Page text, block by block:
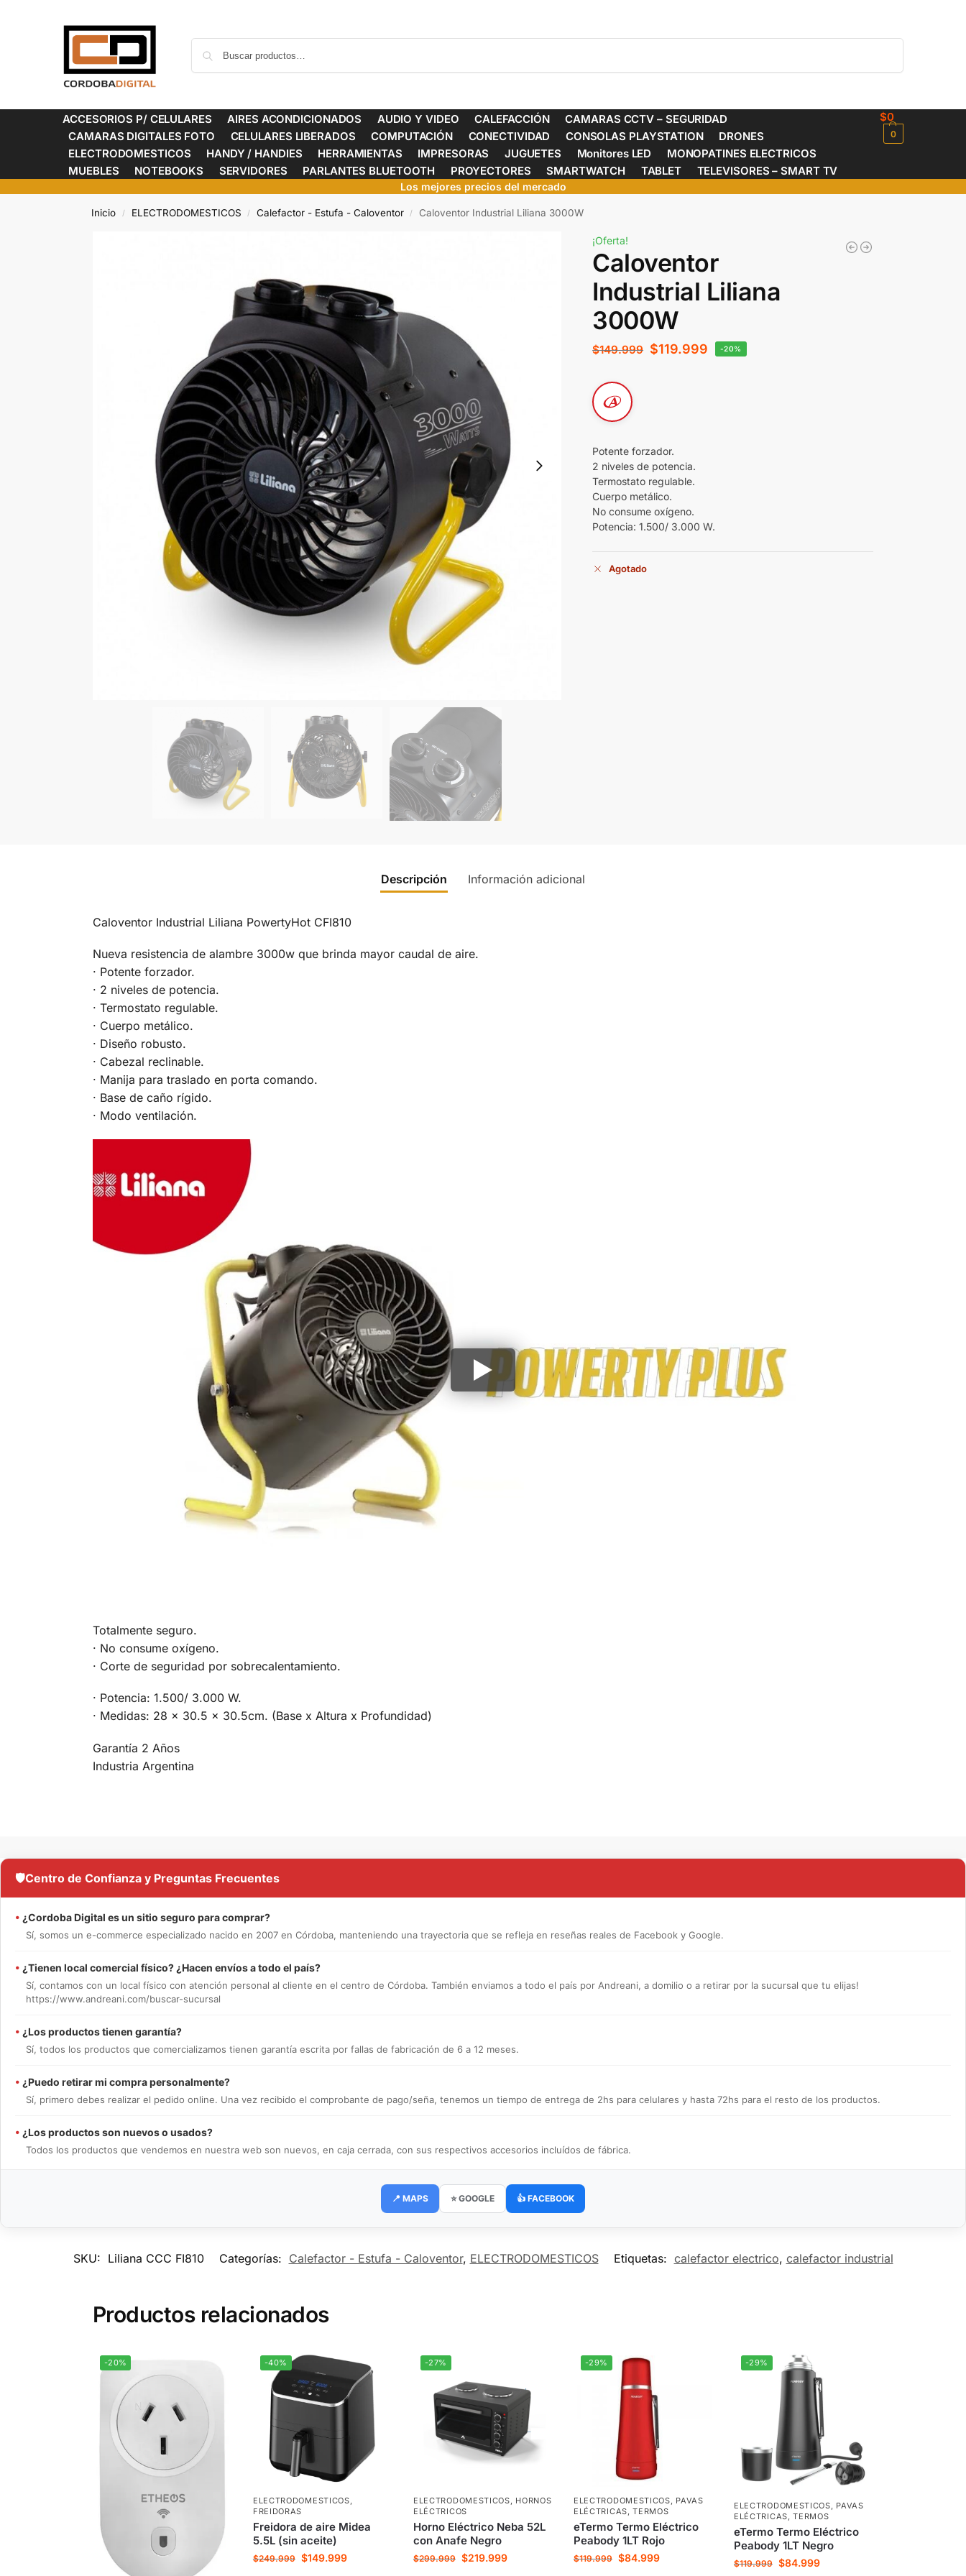
ACCESORIOS P/ CELULARES AIRES ACONDICIONADOS AUDIO Y VIDEO CALEFACCIÓN
CAMARAS CCTV – SEGURIDAD
CAMARAS DIGITALES FOTO
CELULARES LIBERADOS COMPUTACIÓN CONECTIVIDAD CONSOLAS PLAYSTATION
DRONES
ELECTRODOMESTICOS
HANDY / HANDIES HERRAMIENTAS IMPRESORAS JUGUETES Monitores LED
MONOPATINES ELECTRICOS
MUEBLES
NOTEBOOKS SERVIDORES PARLANTES BLUETOOTH PROYECTORES SMARTWATCH TABLET TELEVISORES – SMART TV
$0
0
Los mejores precios del mercado
Inicio / ELECTRODOMESTICOS / Calefactor - Estufa - Caloventor / Caloventor Industrial Liliana 3000W
¡Oferta!
Caloventor
Industrial Liliana
3000W
$149.999 $119.999 -20%
Potente forzador.
2 niveles de potencia.
Termostato regulable.
Cuerpo metálico.
No consume oxígeno.
Potencia: 1.500/ 3.000 W.
Agotado
Descripción Información adicional
Caloventor Industrial Liliana PowertyHot CFI810
Nueva resistencia de alambre 3000w que brinda mayor caudal de aire.
· Potente forzador.
· 2 niveles de potencia.
· Termostato regulable.
· Cuerpo metálico.
· Diseño robusto.
· Cabezal reclinable.
· Manija para traslado en porta comando.
· Base de caño rígido.
· Modo ventilación.
Totalmente seguro.
· No consume oxígeno.
· Corte de seguridad por sobrecalentamiento.
· Potencia: 1.500/ 3.000 W.
· Medidas: 28 x 30.5 x 30.5cm. (Base x Altura x Profundidad)
Garantía 2 Años
Industria Argentina
🛡️Centro de Confianza y Preguntas Frecuentes
• ¿Cordoba Digital es un sitio seguro para comprar?
Sí, somos un e-commerce especializado nacido en 2007 en Córdoba, manteniendo una trayectoria que se refleja en reseñas reales de Facebook y Google.
• ¿Tienen local comercial físico? ¿Hacen envíos a todo el país?
Sí, contamos con un local físico con atención personal al cliente en el centro de Córdoba. También enviamos a todo el país por Andreani, a domilio o a retirar por la sucursal que tu elijas!
https://www.andreani.com/buscar-sucursal
• ¿Los productos tienen garantía?
Sí, todos los productos que comercializamos tienen garantía escrita por fallas de fabricación de 6 a 12 meses.
• ¿Puedo retirar mi compra personalmente?
Sí, primero debes realizar el pedido online. Una vez recibido el comprobante de pago/seña, tenemos un tiempo de entrega de 2hs para celulares y hasta 72hs para el resto de los productos.
• ¿Los productos son nuevos o usados?
Todos los productos que vendemos en nuestra web son nuevos, en caja cerrada, con sus respectivos accesorios incluídos de fábrica.
📍 MAPS ⭐ GOOGLE 👍 FACEBOOK
SKU: Liliana CCC FI810 Categorías: Calefactor - Estufa - Caloventor, ELECTRODOMESTICOS Etiquetas: calefactor electrico, calefactor industrial
Productos relacionados
-20% -40%
ELECTRODOMESTICOS,
FREIDORAS
Freidora de aire Midea
5.5L (sin aceite)
$249.999 $149.999
-27%
ELECTRODOMESTICOS, HORNOS
ELÉCTRICOS
Horno Eléctrico Neba 52L
con Anafe Negro
$299.999 $219.999
-29%
ELECTRODOMESTICOS, PAVAS
ELÉCTRICAS,TERMOS
eTermo Termo Eléctrico
Peabody 1LT Rojo
$119.999 $84.999
-29%
ELECTRODOMESTICOS, PAVAS
ELÉCTRICAS,TERMOS
eTermo Termo Eléctrico
Peabody 1LT Negro
$119.999 $84.999